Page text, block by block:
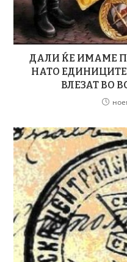
ДАЛИ ЌЕ ИМАМЕ
НАТО
ВЛЕЗАТ ВО